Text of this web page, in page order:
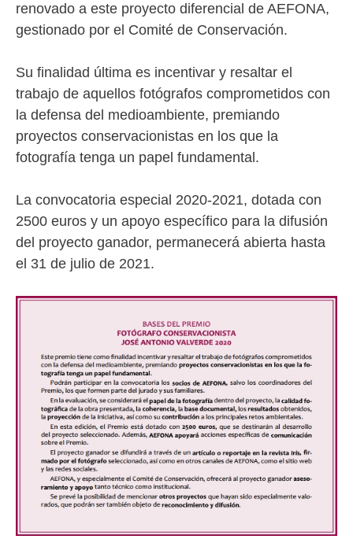
renovado a este proyecto diferencial de AEFONA,
gestionado por el Comité de Conservación.
Su finalidad última es incentivar y resaltar el
trabajo de aquellos fotógrafos comprometidos con
la defensa del medioambiente, premiando
proyectos conservacionistas en los que la
fotografía tenga un papel fundamental.
La convocatoria especial 2020-2021, dotada con
2500 euros y un apoyo específico para la difusión
del proyecto ganador, permanecerá abierta hasta
el 31 de julio de 2021.